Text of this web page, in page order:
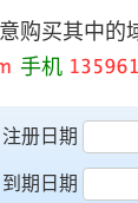
购买其中的
手机
注册日期
到期日期